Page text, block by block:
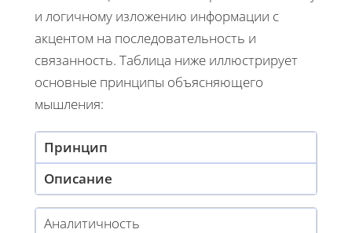
и логичному изложению информации с
акцентом на последовательность и
связанность. Таблица ниже иллюстрирует
основные принципы объясняющего
мышления:
Принцип
Описание
Аналитичность